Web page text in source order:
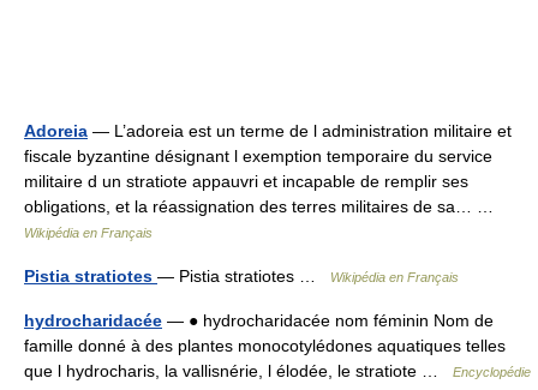
Adoreia — L’adoreia est un terme de l administration militaire et
fiscale byzantine désignant l exemption temporaire du service
militaire d un stratiote appauvri et incapable de remplir ses
obligations, et la réassignation des terres militaires de sa… …
Wikipédia en Français
Pistia stratiotes — Pistia stratiotes … Wikipédia en Français
hydrocharidacée — ● hydrocharidacée nom féminin Nom de
famille donné à des plantes monocotylédones aquatiques telles
que l hydrocharis, la vallisnérie, l élodée, le stratiote …
Encyclopédie